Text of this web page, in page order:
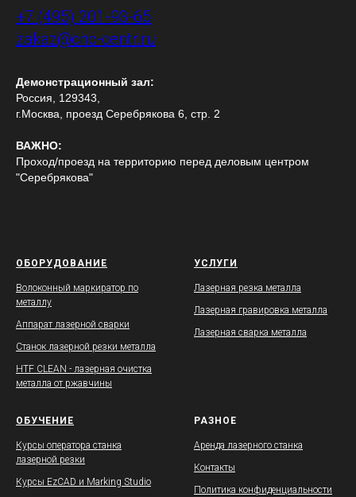
+7 (495) 201-93-65
zakaz@cnc-centr.ru
Демонстрационный зал:
Россия, 129343,
г.Москва, проезд Серебрякова 6, стр. 2
ВАЖНО:
Проход/проезд на территорию перед деловым центром
"Серебрякова"
ОБОРУДОВАНИЕ
Волоконный маркиратор по
металлу
Аппарат лазерной сварки
Станок лазерной резки металла
HTF CLEAN - лазерная очистка
металла от ржавчины
УСЛУГИ
Лазерная резка металла
Лазерная гравировка металла
Лазерная сварка металла
ОБУЧЕНИЕ
Курсы оператора станка
лазерной резки
Курсы EzCAD и Marking Studio
РАЗНОЕ
Аренда лазерного станка
Контакты
Политика конфиденциальности